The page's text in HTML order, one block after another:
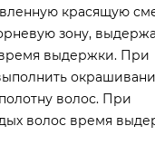
красящую
зону,
выдержки. При
волос. При
волос время